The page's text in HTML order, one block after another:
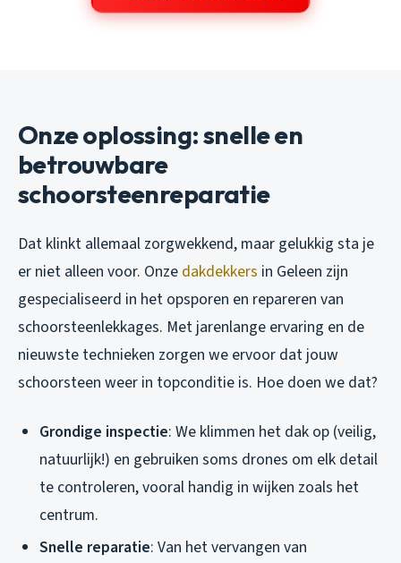
Onze oplossing: snelle en
betrouwbare
schoorsteenreparatie
Dat klinkt allemaal zorgwekkend, maar gelukkig sta je
er niet alleen voor. Onze dakdekkers in Geleen zijn
gespecialiseerd in het opsporen en repareren van
schoorsteenlekkages. Met jarenlange ervaring en de
nieuwste technieken zorgen we ervoor dat jouw
schoorsteen weer in topconditie is. Hoe doen we dat?
Grondige inspectie: We klimmen het dak op (veilig,
natuurlijk!) en gebruiken soms drones om elk detail
te controleren, vooral handig in wijken zoals het
centrum.
Snelle reparatie: Van het vervangen van